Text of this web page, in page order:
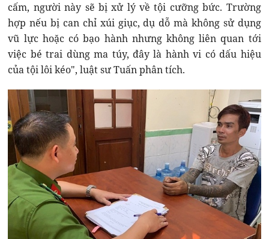
cấm, người này sẽ bị xử lý về tội cưỡng bức. Trường
hợp nếu bị can chỉ xúi giục, dụ dỗ mà không sử dụng
vũ lực hoặc có bạo hành nhưng không liên quan tới
việc bé trai dùng ma túy, đây là hành vi có dấu hiệu
của tội lôi kéo", luật sư Tuấn phân tích.